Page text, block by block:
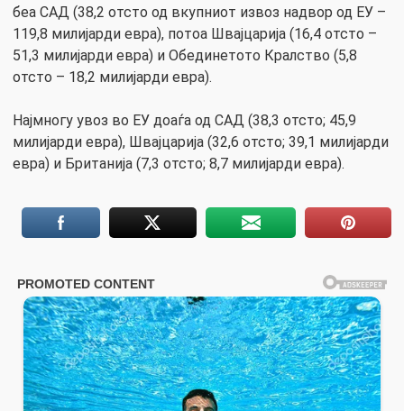
беа САД (38,2 отсто од вкупниот извоз надвор од ЕУ –
119,8 милијарди евра), потоа Швајцарија (16,4 отсто –
51,3 милијарди евра) и Обединетото Кралство (5,8
отсто – 18,2 милијарди евра).
Најмногу увоз во ЕУ доаѓа од САД (38,3 отсто; 45,9
милијарди евра), Швајцарија (32,6 отсто; 39,1 милијарди
евра) и Британија (7,3 отсто; 8,7 милијарди евра).